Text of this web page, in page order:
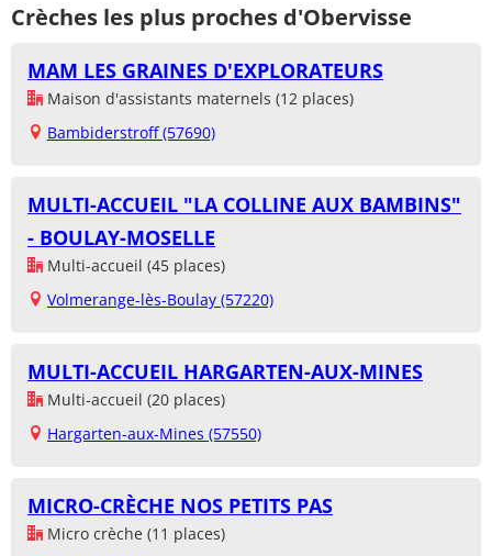
Crèches les plus proches d'Obervisse
MAM LES GRAINES D'EXPLORATEURS
Maison d'assistants maternels (12 places)
Bambiderstroff (57690)
MULTI-ACCUEIL "LA COLLINE AUX BAMBINS"
- BOULAY-MOSELLE
Multi-accueil (45 places)
Volmerange-lès-Boulay (57220)
MULTI-ACCUEIL HARGARTEN-AUX-MINES
Multi-accueil (20 places)
Hargarten-aux-Mines (57550)
MICRO-CRÈCHE NOS PETITS PAS
Micro crèche (11 places)